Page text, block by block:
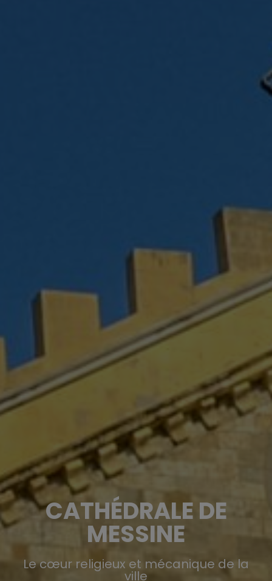
CATHÉDRALE DE
MESSINE
Le cœur religieux et mécanique de la
ville